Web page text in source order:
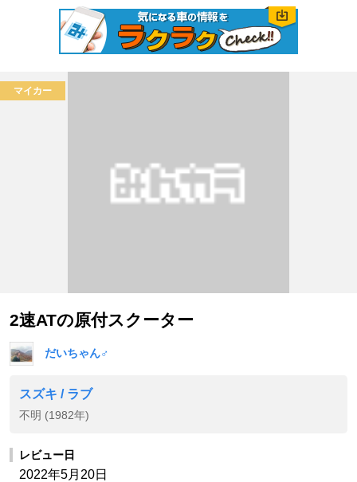
マイカー
2速ATの原付スクーター
だいちゃん♂
スズキ / ラブ
不明 (1982年)
レビュー日
2022年5月20日